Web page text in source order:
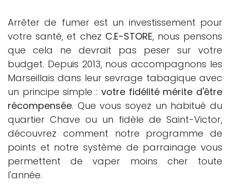
Arrêter de fumer est un investissement pour
votre santé, et chez C.E-STORE, nous pensons
que cela ne devrait pas peser sur votre
budget. Depuis 2013, nous accompagnons les
Marseillais dans leur sevrage tabagique avec
un principe simple : votre fidélité mérite d'être
récompensée. Que vous soyez un habitué du
quartier Chave ou un fidèle de Saint-Victor,
découvrez comment notre programme de
points et notre système de parrainage vous
permettent de vaper moins cher toute
l'année.